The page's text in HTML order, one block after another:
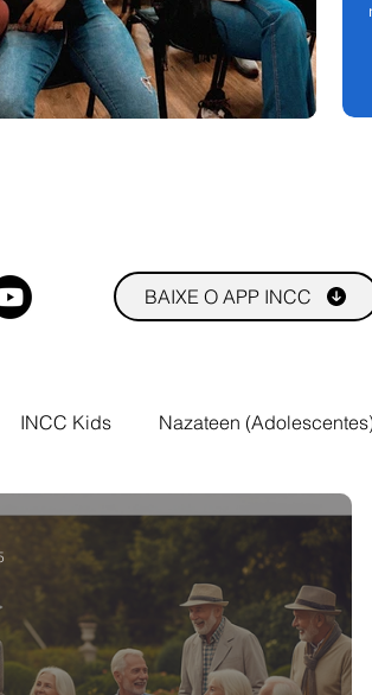
BAIXE O APP INCC
INCC Kids Nazateen
Testemunhos Grupo
Music Kingdom Retiro